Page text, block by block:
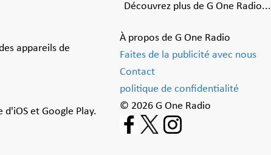
appareils de
d'iOS et Google Play.
Découvrez plus de G One Radio...
À propos de G One Radio
Faites de la publicité avec nous
Contact
politique de confidentialité
© 2026 G One Radio